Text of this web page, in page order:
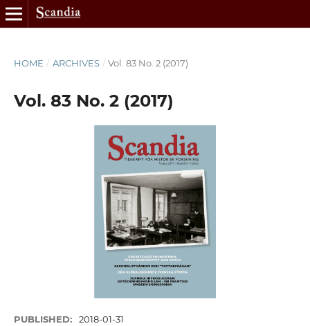
HOME / ARCHIVES / Vol. 83 No. 2 (2017)
Vol. 83 No. 2 (2017)
PUBLISHED: 2018-01-31